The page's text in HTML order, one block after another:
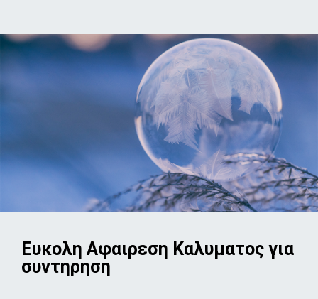
Ευκολη Αφαιρεση Καλυματος για
συντηρηση